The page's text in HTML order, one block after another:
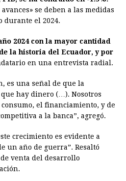
d
r
s
d
n
i
k
se deben a las medidas
durante el 2024.
2024 con la mayor cantidad
la historia del Ecuador, y por
en una entrevista radial.
es una señal de que la
hay dinero (…). Nosotros
el financiamiento, y de
a la banca”, agregó.
crecimiento es evidente a
un año de guerra”. Resaltó
venta del desarrollo